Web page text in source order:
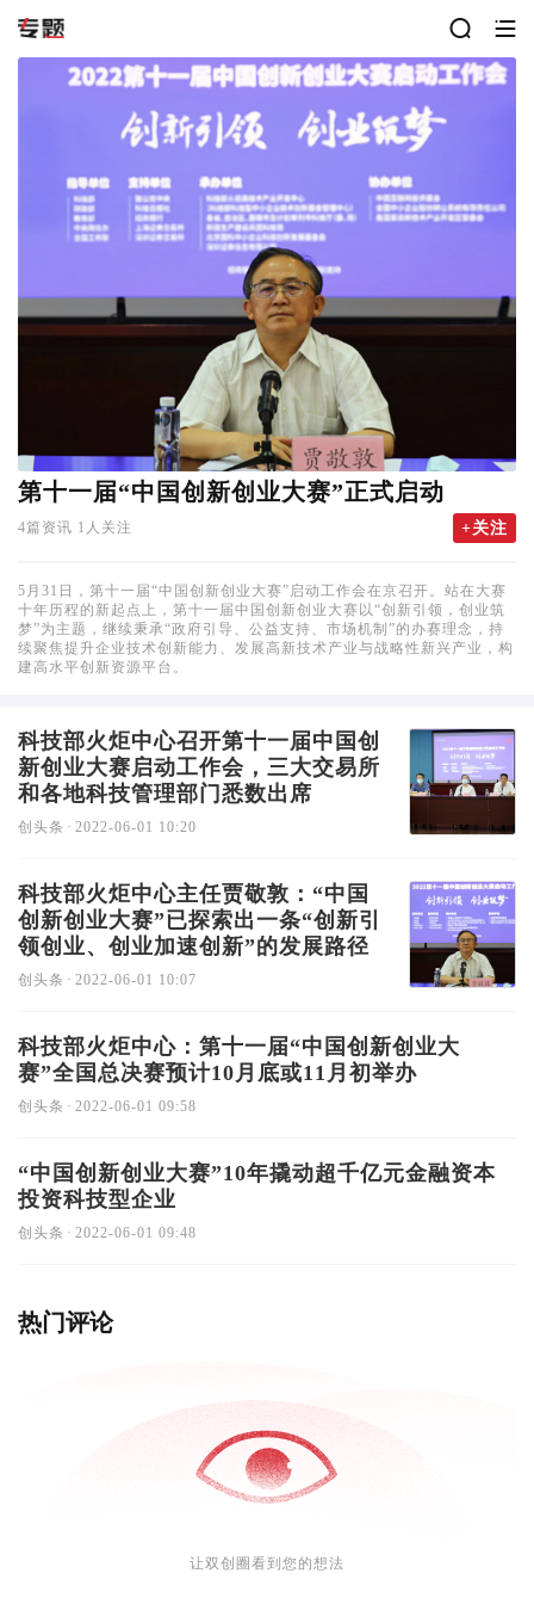
第十一届“中国创新创业大赛”正式启动
4篇资讯 1人关注 +关注
5月31日，第十一届“中国创新创业大赛”启动工作会在京召开。站在大赛
十年历程的新起点上，第十一届中国创新创业大赛以“创新引领，创业筑
梦”为主题，继续秉承“政府引导、公益支持、市场机制”的办赛理念，持
续聚焦提升企业技术创新能力、发展高新技术产业与战略性新兴产业，构
建高水平创新资源平台。
科技部火炬中心召开第十一届中国创
新创业大赛启动工作会，三大交易所
和各地科技管理部门悉数出席
创头条 · 2022-06-01 10:20
科技部火炬中心主任贾敬敦：“中国
创新创业大赛”已探索出一条“创新引
领创业、创业加速创新”的发展路径
创头条 · 2022-06-01 10:07
科技部火炬中心：第十一届“中国创新创业大
赛”全国总决赛预计10月底或11月初举办
创头条 · 2022-06-01 09:58
“中国创新创业大赛”10年撬动超千亿元金融资本
投资科技型企业
创头条 · 2022-06-01 09:48
热门评论
让双创圈看到您的想法